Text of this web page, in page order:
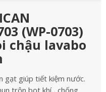
(WP-0703)
chậu lavabo
gạt giúp tiết kiệm nước.
trộn bọt khí , chống